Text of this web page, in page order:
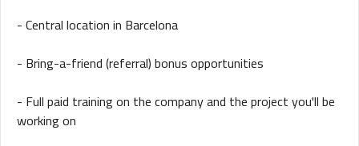
- Central location in Barcelona
- Bring-a-friend (referral) bonus opportunities
- Full paid training on the company and the project you'll be
working on